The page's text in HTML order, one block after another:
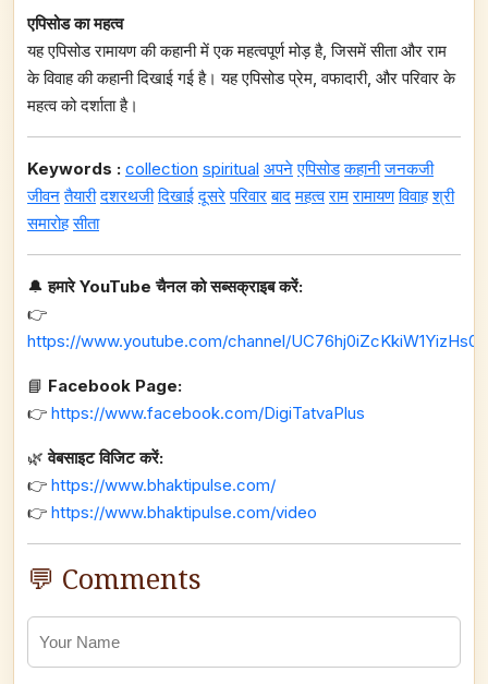
एपिसोड का महत्व
यह एपिसोड रामायण की कहानी में एक महत्वपूर्ण मोड़ है, जिसमें सीता और राम
के विवाह की कहानी दिखाई गई है। यह एपिसोड प्रेम, वफादारी, और परिवार के
महत्व को दर्शाता है।
Keywords : collection spiritual अपने एपिसोड कहानी जनकजी
जीवन तैयारी दशरथजी दिखाई दूसरे परिवार बाद महत्व राम रामायण विवाह श्री
समारोह सीता
🔔हमारे YouTube चैनल को सब्सक्राइब करें:
👉
https://www.youtube.com/channel/
📘 Facebook Page:
👉 https://www.facebook.com/DigiTatvaPlus
🌿वेबसाइट विजिट करें:
👉 https://www.bhaktipulse.com/
👉 https://www.bhaktipulse.com/video
💬 Comments